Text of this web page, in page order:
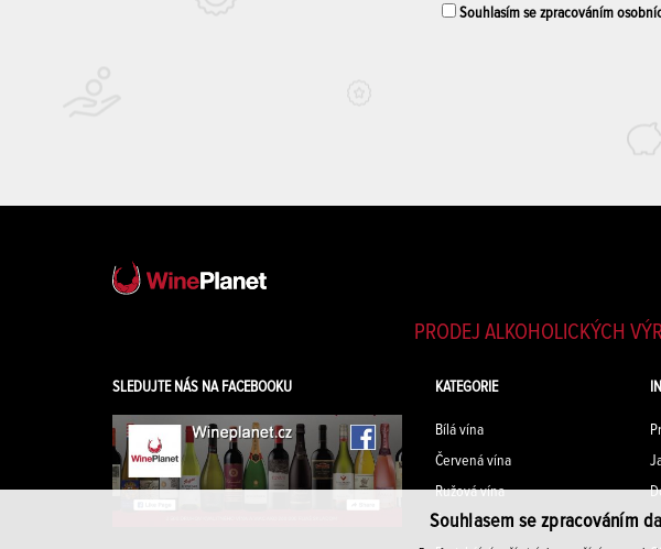
Souhlasím se zpracováním
PRODEJ ALKOHOLICKÝCH
SLEDUJTE NÁS NA FACEBOOKU KATEGORIE
Bílá vína
Červená vína
Ružová vína
Šumivá vína
Souhlasem se zpracováním